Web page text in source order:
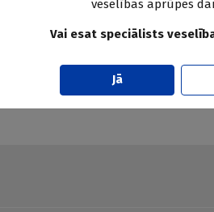
veselības aprūpes
Vai esat speciālists
Jā